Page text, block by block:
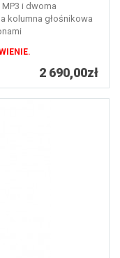
i dwoma
kolumna głośnikowa
2 690,00zł